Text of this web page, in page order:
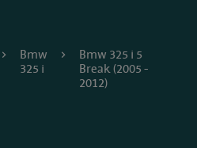
Bmw
325 i
Bmw 325 i 5
Break (2005 -
2012)